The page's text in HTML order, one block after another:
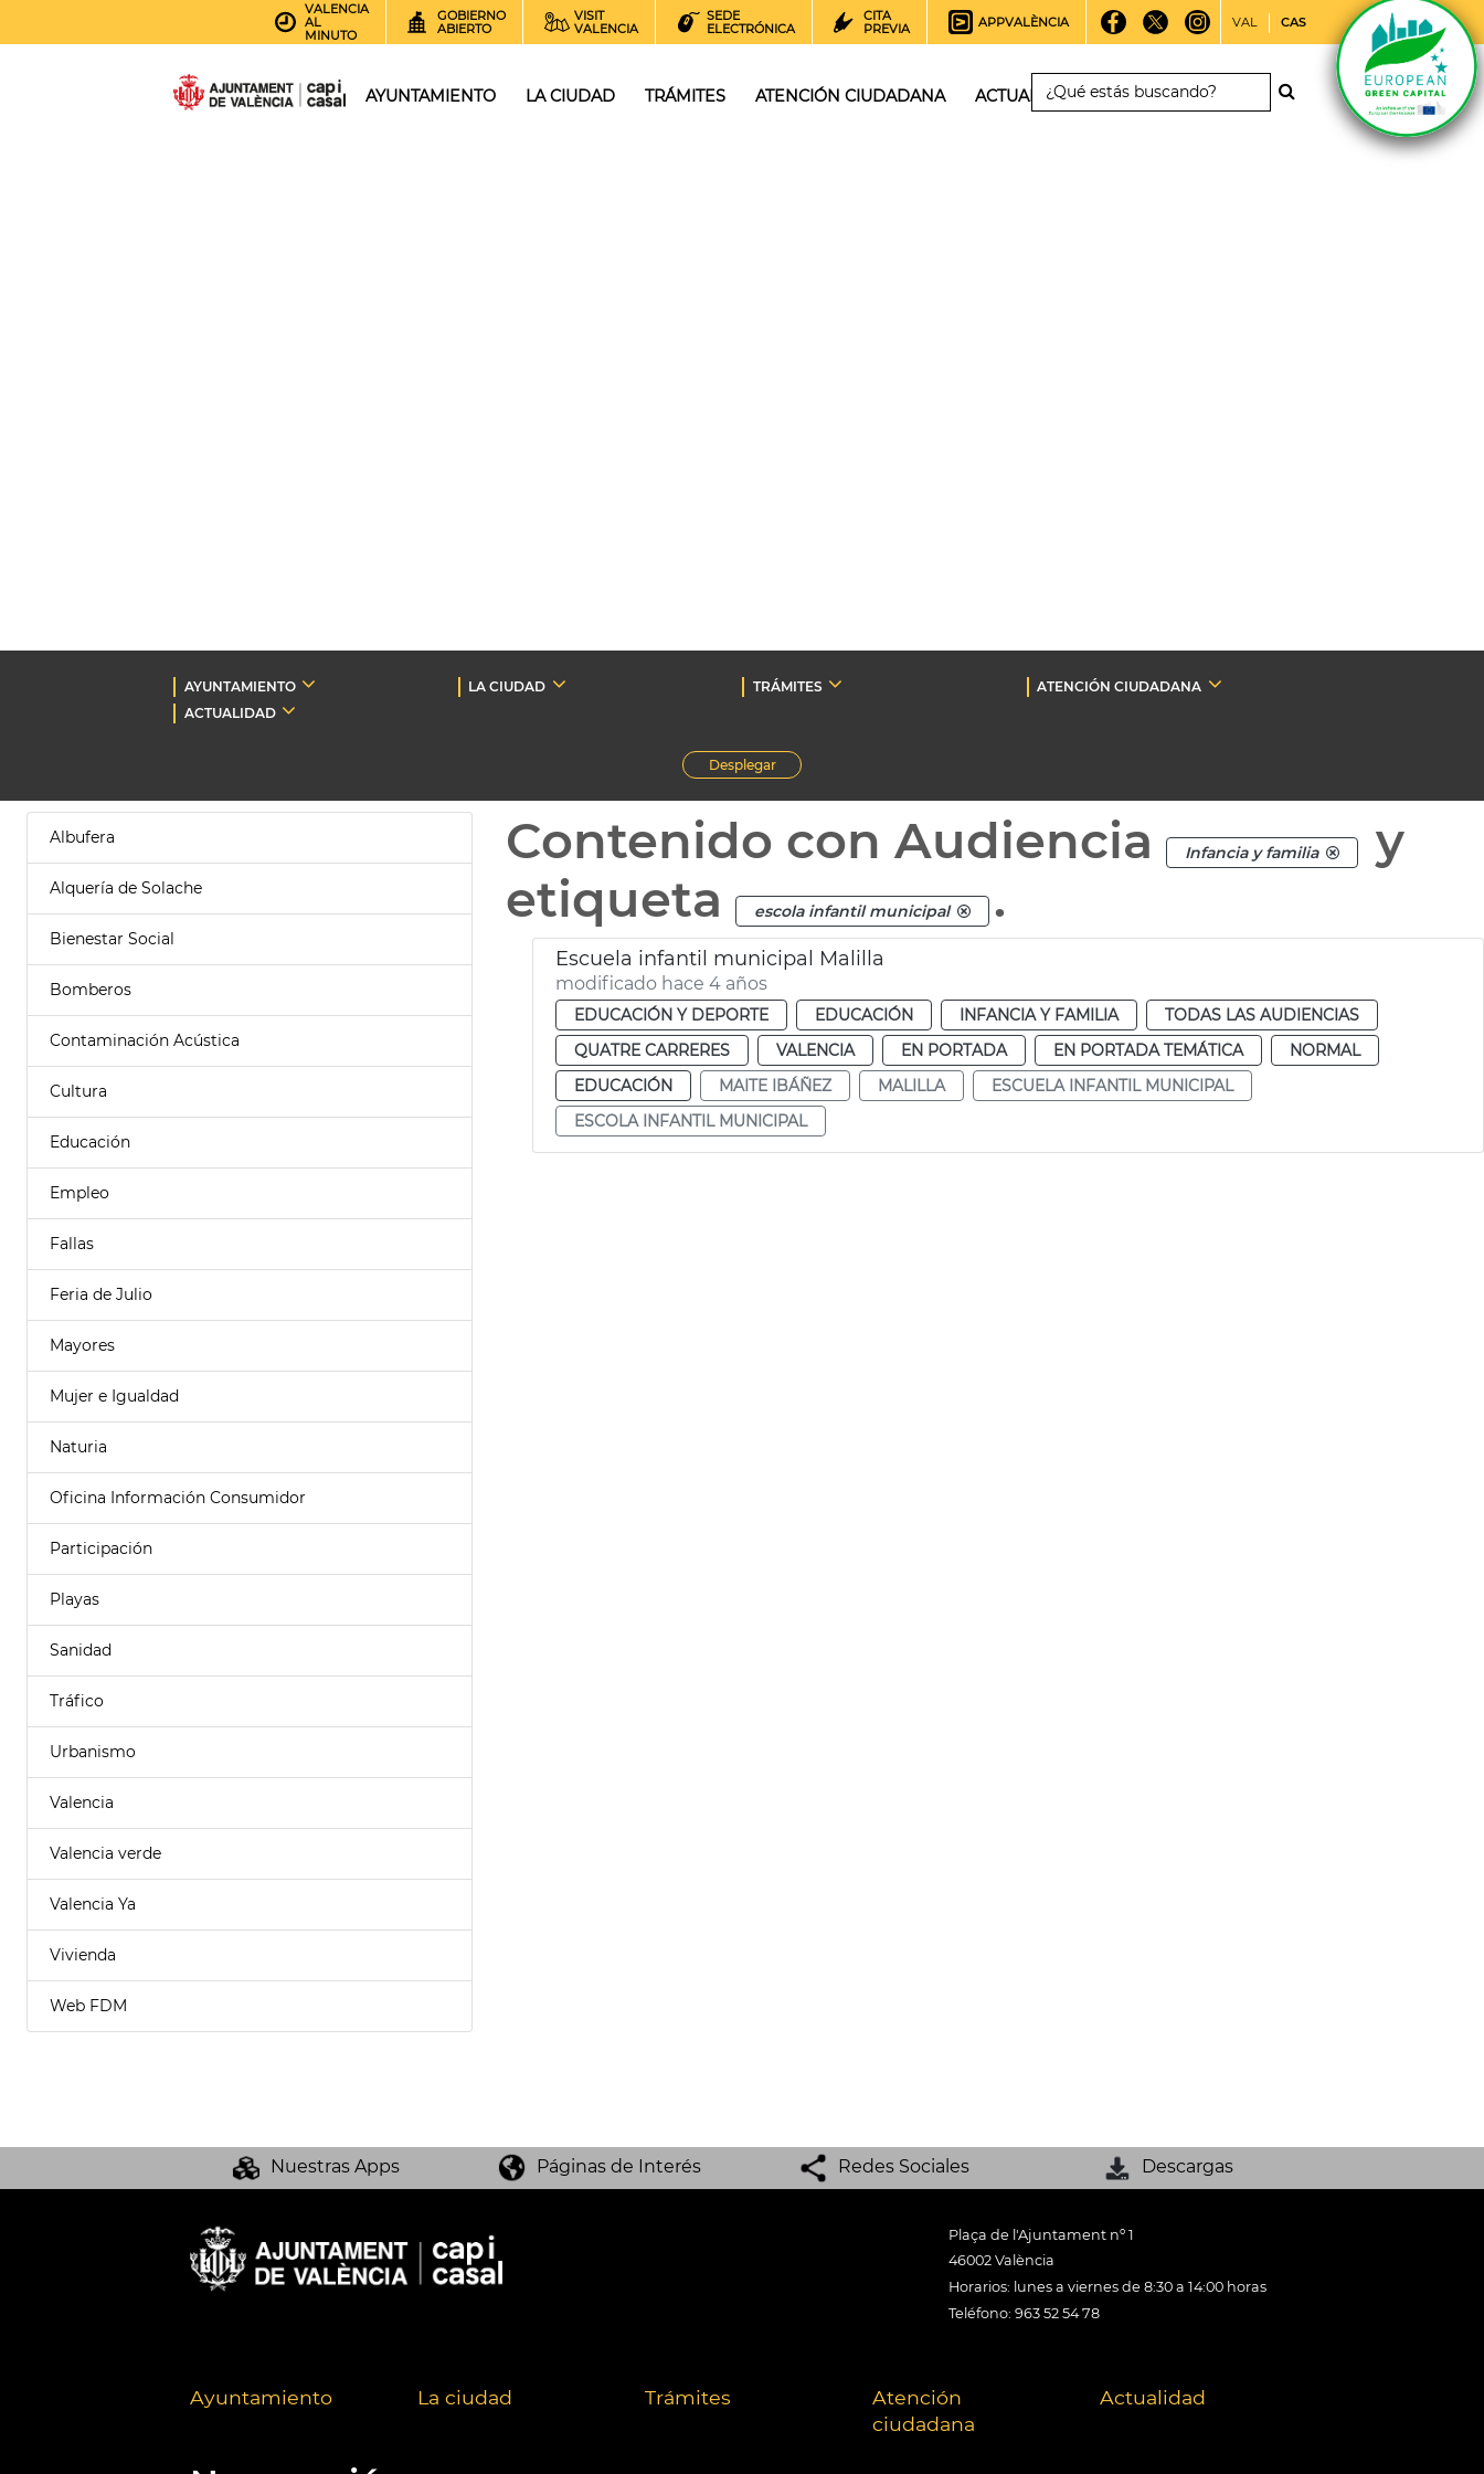
VALENCIA
AL
MINUTO
GOBIERNO
ABIERTO
VISIT
VALENCIA
SEDE
ELECTRÓNICA
CITA
PREVIA
APPVALÈNCIA VAL CAS
AYUNTAMIENTO LA CIUDAD TRÁMITES ATENCIÓN CIUDADANA ACTUALIDAD
AYUNTAMIENTO LA CIUDAD TRÁMITES
ATENCIÓN CIUDADANA
ACTUALIDAD
Desplegar
Albufera
Alquería de Solache
Bienestar Social
Bomberos
Contaminación Acústica
Cultura
Educación
Empleo
Fallas
Feria de Julio
Mayores
Mujer e Igualdad
Naturia
Oficina Información Consumidor
Participación
Playas
Sanidad
Tráfico
Urbanismo
Valencia
Valencia verde
Valencia Ya
Vivienda
Web FDM
Contenido con Audiencia Infancia y familia
y
etiqueta
escola infantil municipal .
Escuela infantil municipal Malilla
modificado hace 4 años
EDUCACIÓN Y DEPORTE EDUCACIÓN INFANCIA Y FAMILIA
TODAS LAS AUDIENCIAS
QUATRE CARRERES
VALENCIA EN PORTADA EN PORTADA TEMÁTICA
NORMAL
EDUCACIÓN
MAITE IBÁÑEZ MALILLA
ESCUELA INFANTIL MUNICIPAL
ESCOLA INFANTIL MUNICIPAL
Nuestras Apps Páginas de Interés Redes Sociales Descargas
Plaça de l'Ajuntament nº 1
46002 València
Horarios: lunes a viernes de 8:30 a 14:00 horas
Teléfono: 963 52 54 78
Ayuntamiento La ciudad Trámites
Atención
ciudadana
Actualidad